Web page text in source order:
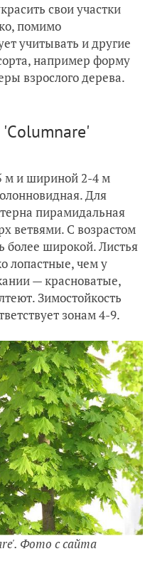
свои участки
помимо
учитывать и другие
например форму
взрослого дерева.
м и шириной 2-4 м
Для
пирамидальная
ветвями. С возрастом
более широкой. Листья
лопастные, чем у
— красноватые,
Зимостойкость
зонам 4-9.
Фото с сайта